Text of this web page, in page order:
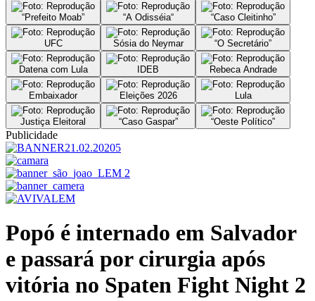
“Prefeito Moab” “A Odisséia“ “Caso Cleitinho”
UFC Sósia do Neymar “O Secretário”
Datena com Lula IDEB Rebeca Andrade
Embaixador Eleições 2026 Lula
Justiça Eleitoral “Caso Gaspar” “Oeste Político”
Publicidade
Popó é internado em Salvador
e passará por cirurgia após
vitória no Spaten Fight Night 2